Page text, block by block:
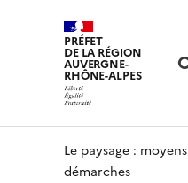
PRÉFET
DE LA RÉGION
AUVERGNE-
RHÔNE-ALPES
Le paysage :
démarches